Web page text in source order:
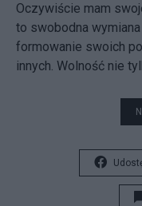
Oczywiście mam
to swobodna
formowanie swoich
innych. Wolność nie